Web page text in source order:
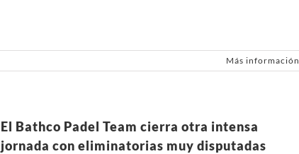
Más información
El Bathco Padel Team cierra otra intensa
jornada con eliminatorias muy disputadas